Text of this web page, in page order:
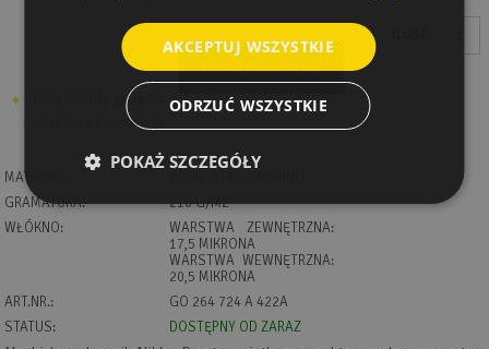
dodaj do listy zakupów
dodaj do porównania
DODAJ DO KOSZYKA
MATERIAŁ:
GRAMATURA:
210 G/M2
WŁÓKNO:
WARSTWA ZEWNĘTRZNA:
17,5 MIKRONA
WARSTWA WEWNĘTRZNA:
20,5 MIKRONA
ART.NR.:
GO 264 724 A 422A
STATUS:
DOSTĘPNY OD ZARAZ
AKCEPTUJ WSZYSTKIE
ODRZUĆ WSZYSTKIE
POKAŻ SZCZEGÓŁY